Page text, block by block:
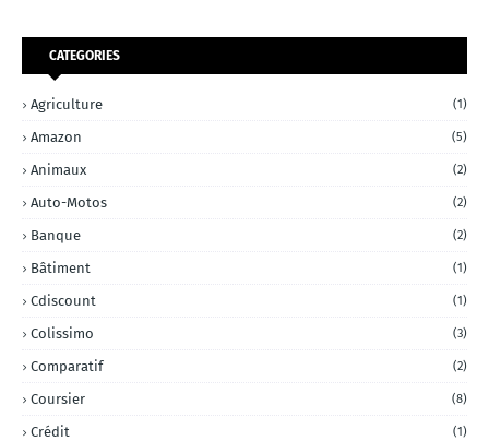
CATEGORIES
Agriculture (1)
Amazon (5)
Animaux (2)
Auto-Motos (2)
Banque (2)
Bâtiment (1)
Cdiscount (1)
Colissimo (3)
Comparatif (2)
Coursier (8)
Crédit (1)